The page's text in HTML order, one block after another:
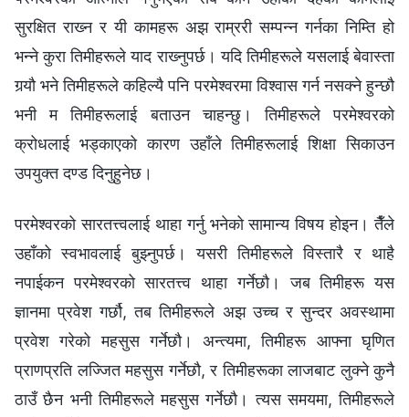
सुरक्षित राख्‍न र यी कामहरू अझ राम्ररी सम्‍पन्‍न गर्नका निम्‍ति हो
भन्‍ने कुरा तिमीहरूले याद राख्‍नुपर्छ। यदि तिमीहरूले यसलाई बेवास्ता
गर्‍यौ भने तिमीहरूले कहिल्यै पनि परमेश्‍वरमा विश्‍वास गर्न नसक्‍ने हुन्छौ
भनी म तिमीहरूलाई बताउन चाहन्छु। तिमीहरूले परमेश्‍वरको
क्रोधलाई भड्काएको कारण उहाँले तिमीहरूलाई शिक्षा सिकाउन
उपयुक्त दण्ड दिनुहुनेछ।
परमेश्‍वरको सारतत्त्वलाई थाहा गर्नु भनेको सामान्य विषय होइन। तैँले
उहाँको स्वभावलाई बुझ्‍नुपर्छ। यसरी तिमीहरूले विस्तारै र थाहै
नपाईकन परमेश्‍वरको सारतत्त्व थाहा गर्नेछौ। जब तिमीहरू यस
ज्ञानमा प्रवेश गर्छौ, तब तिमीहरूले अझ उच्‍च र सुन्दर अवस्थामा
प्रवेश गरेको महसुस गर्नेछौ। अन्त्यमा, तिमीहरू आफ्ना घृणित
प्राणप्रति लज्‍जित महसुस गर्नेछौ, र तिमीहरूका लाजबाट लुक्‍ने कुनै
ठाउँ छैन भनी तिमीहरूले महसुस गर्नेछौ। त्यस समयमा, तिमीहरूले